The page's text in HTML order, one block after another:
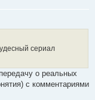
сериал
о реальных
с комментариями